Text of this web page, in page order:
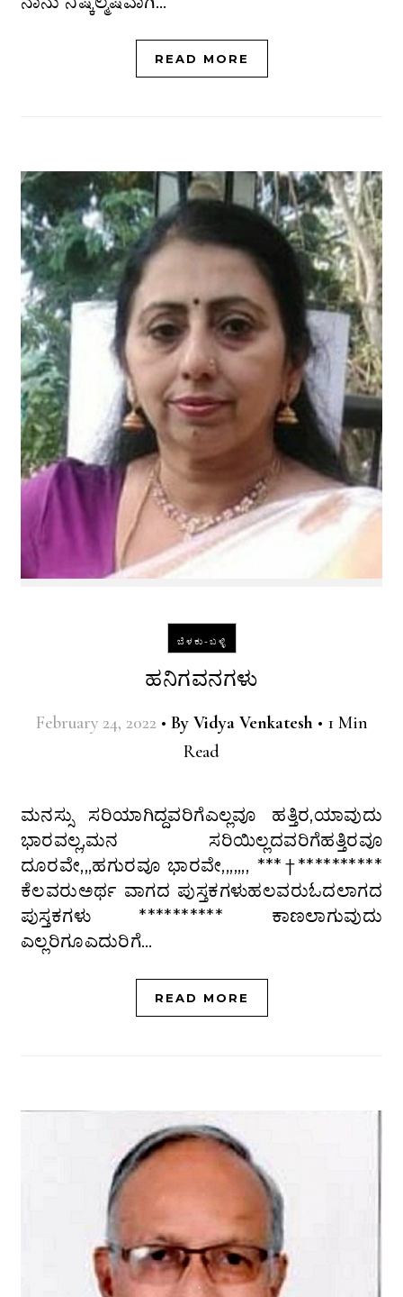
READ MORE
ಬೆಳಕು-ಬಳ್ಳಿ
ಹನಿಗವನಗಳು
February 24, 2022 • By Vidya Venkatesh • 1 Min
Read
ಮನಸ್ಸು ಸರಿಯಾಗಿದ್ದವರಿಗೆಎಲ್ಲವೂ ಹತ್ತಿರ,ಯಾವುದು
ಭಾರವಲ್ಲ,ಮನ ಸರಿಯಿಲ್ಲದವರಿಗೆಹತ್ತಿರವೂ
ದೂರವೇ,,,ಹಗುರವೂ ಭಾರವೇ,,,,,,, ***†**********
ಕೆಲವರುಅರ್ಥ ವಾಗದ ಪುಸ್ತಕಗಳುಹಲವರುಓದಲಾಗದ
ಪುಸ್ತಕಗಳು ********** ಕಾಣಲಾಗುವುದು
ಎಲ್ಲರಿಗೂಎದುರಿಗೆ…
READ MORE